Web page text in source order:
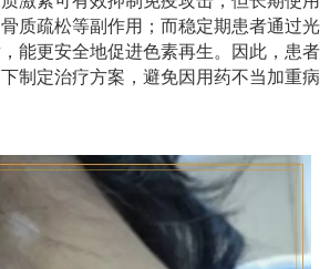
质疏松等副作用；而稳定期患者通过光
能更安全地促进色素再生。因此，患者
制定治疗方案，避免因用药不当加重病